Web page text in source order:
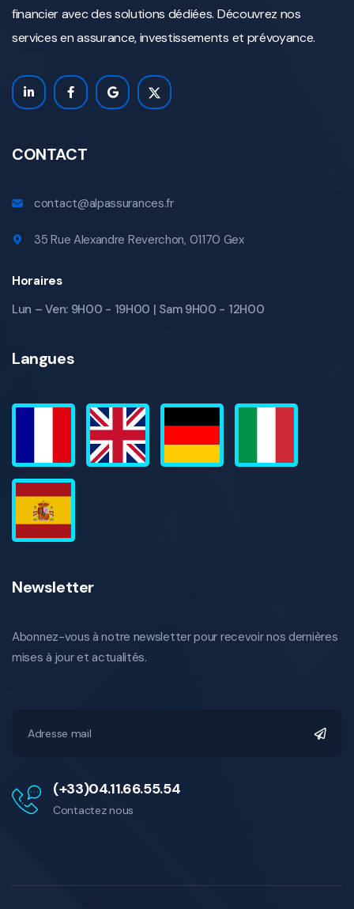
financier avec des solutions dédiées. Découvrez nos
services en assurance, investissements et prévoyance.
CONTACT
contact@alpassurances.fr
35 Rue Alexandre Reverchon, 01170 Gex
Horaires
Lun – Ven: 9H00 - 19H00 | Sam 9H00 - 12H00
Langues
Newsletter
Abonnez-vous à notre newsletter pour recevoir nos dernières
mises à jour et actualités.
(+33)04.11.66.55.54
Contactez nous